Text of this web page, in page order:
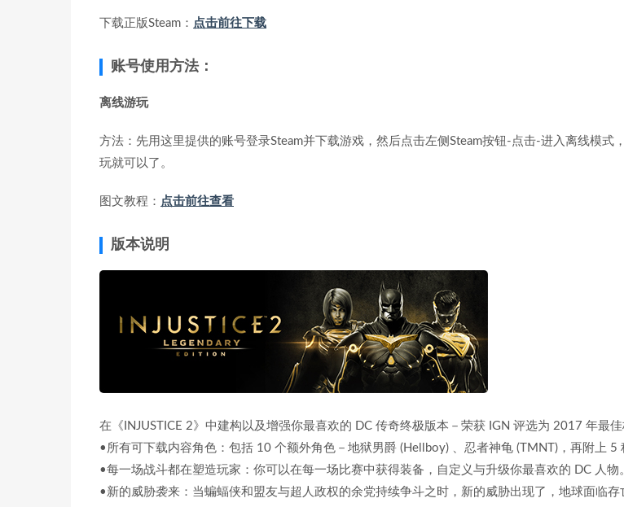
下载正版Steam： 点击前往下载
账号使用方法：
离线游玩
方法：先用这里提供的账号登录Steam并下载游戏，然后点击左侧Steam按钮-点击-进入离线模式
玩就可以了。
图文教程： 点击前往查看
版本说明
在《INJUSTICE 2》中建构以及增强你最喜欢的 DC 传奇终极版本－荣获 IGN 评选为 2017 年最佳
•所有可下载内容角色：包括 10 个额外角色－地狱男爵 (Hellboy) 、忍者神龟 (TMNT)，再附上 5
•每一场战斗都在塑造玩家：你可以在每一场比赛中获得装备，自定义与升级你最喜欢的 DC 人物
•新的威胁袭来：当蝙蝠侠和盟友与超人政权的余党持续争斗之时，新的威胁出现了，地球面临